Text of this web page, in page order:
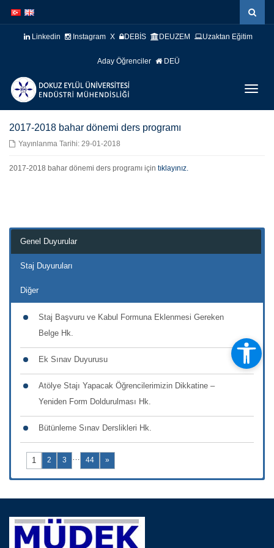
atla
atla
Linkedin Instagram X DEBİS DEUZEM Uzaktan Eğitim
Aday Öğrenciler DEÜ
2017-2018 bahar dönemi ders programı
Yayınlanma Tarihi: 29-01-2018
2017-2018 bahar dönemi ders programı için tıklayınız.
Genel Duyurular
Staj Duyuruları
Diğer
Staj Başvuru ve Kabul Formuna Eklenmesi Gereken
Belge Hk.
Ek Sınav Duyurusu
Atölye Stajı Yapacak Öğrencilerimizin Dikkatine –
Yeniden Form Doldurulması Hk.
Bütünleme Sınav Derslikleri Hk.
1 2 3 … 44 »